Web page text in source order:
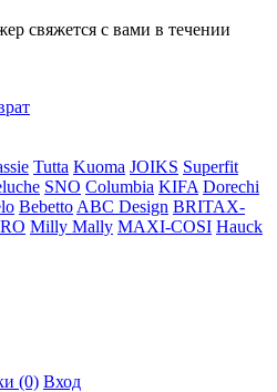
свяжется с вами в течении
Tutta Kuoma JOIKS Superfit
SNO Columbia KIFA Dorechi
Bebetto ABC Design BRITAX-
Milly Mally MAXI-COSI Hauck
(0) Вход